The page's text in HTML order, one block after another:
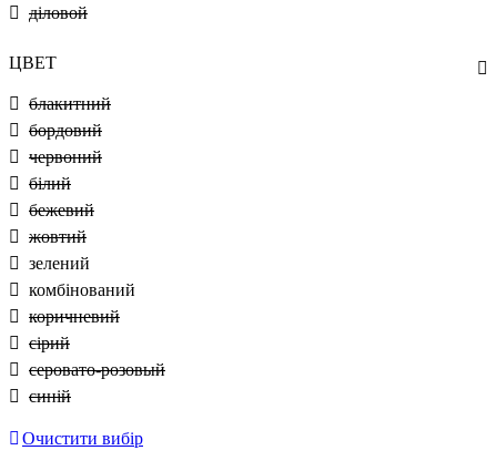
діловой
ЦВЕТ
блакитний
бордовий
червоний
білий
бежевий
жовтий
зелений
комбінований
коричневий
сірий
серовато-розовый
синій
Очистити вибір